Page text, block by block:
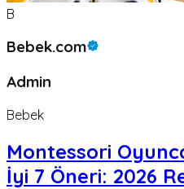
B
Bebek.com
Admin
Bebek
Montessori
İyi 7 Öneri: 2026